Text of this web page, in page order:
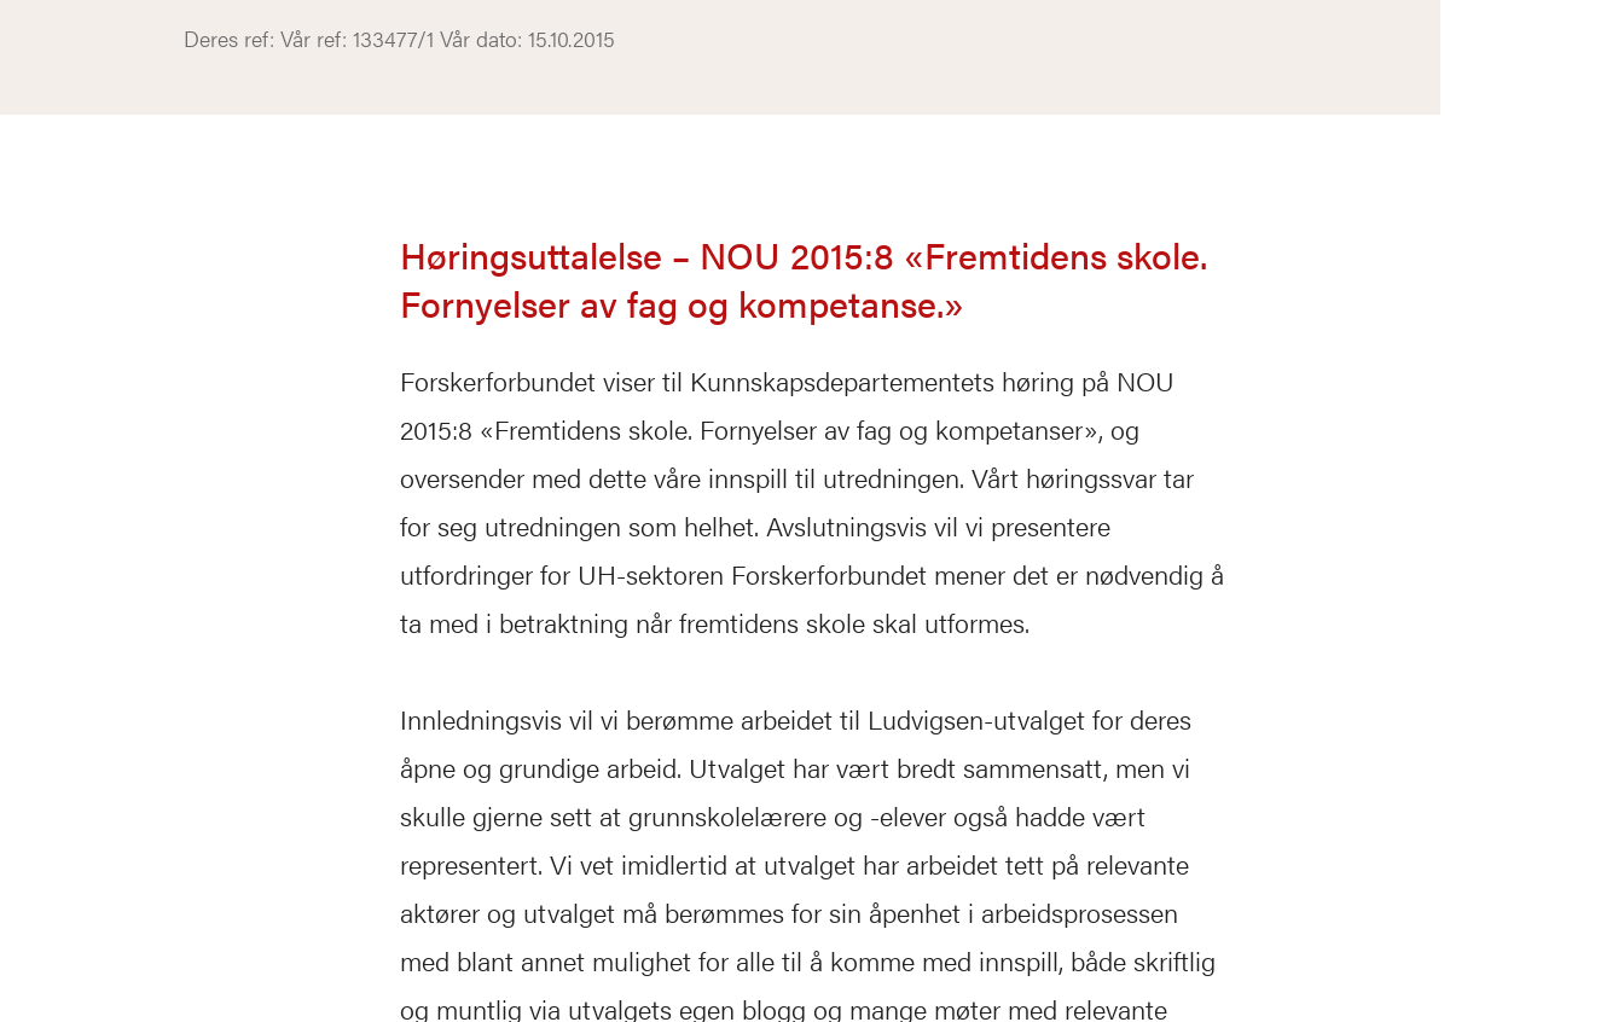
Deres ref: Vår ref: 133477/1 Vår dato: 15.10.2015
Høringsuttalelse – NOU 2015:8 «Fremtidens skole.
Fornyelser av fag og kompetanse.»
Forskerforbundet viser til Kunnskapsdepartementets høring på NOU
2015:8 «Fremtidens skole. Fornyelser av fag og kompetanser», og
oversender med dette våre innspill til utredningen. Vårt høringssvar tar
for seg utredningen som helhet. Avslutningsvis vil vi presentere
utfordringer for UH-sektoren Forskerforbundet mener det er nødvendig å
ta med i betraktning når fremtidens skole skal utformes.
Innledningsvis vil vi berømme arbeidet til Ludvigsen-utvalget for deres
åpne og grundige arbeid. Utvalget har vært bredt sammensatt, men vi
skulle gjerne sett at grunnskolelærere og -elever også hadde vært
representert. Vi vet imidlertid at utvalget har arbeidet tett på relevante
aktører og utvalget må berømmes for sin åpenhet i arbeidsprosessen
med blant annet mulighet for alle til å komme med innspill, både skriftlig
og muntlig via utvalgets egen blogg og mange møter med relevante